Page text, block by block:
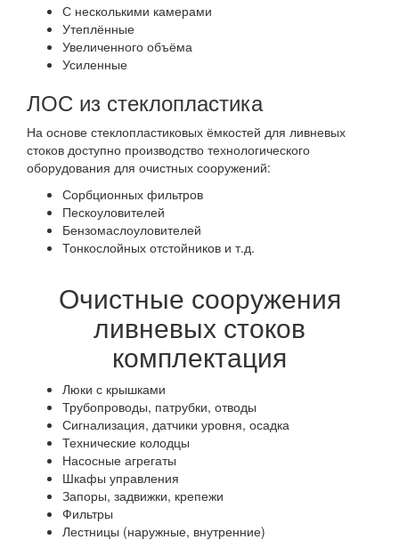
С несколькими камерами
Утеплённые
Увеличенного объёма
Усиленные
ЛОС из стеклопластика
На основе стеклопластиковых ёмкостей для ливневых
стоков доступно производство технологического
оборудования для очистных сооружений:
Сорбционных фильтров
Пескоуловителей
Бензомаслоуловителей
Тонкослойных отстойников и т.д.
Очистные сооружения
ливневых стоков
комплектация
Люки с крышками
Трубопроводы, патрубки, отводы
Сигнализация, датчики уровня, осадка
Технические колодцы
Насосные агрегаты
Шкафы управления
Запоры, задвижки, крепежи
Фильтры
Лестницы (наружные, внутренние)